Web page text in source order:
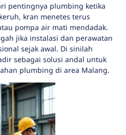
pentingnya plumbing ketika
kran menetes terus
pompa air mati mendadak.
jika instalasi dan perawatan
sejak awal. Di sinilah
sebagai solusi andal untuk
plumbing di area Malang.